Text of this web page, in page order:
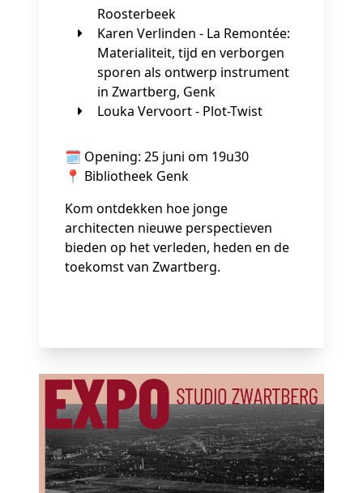
Roosterbeek
Karen Verlinden - La Remontée:
Materialiteit, tijd en verborgen
sporen als ontwerp instrument
in Zwartberg, Genk
Louka Vervoort - Plot-Twist
🗓️ Opening: 25 juni om 19u30
📍 Bibliotheek Genk
Kom ontdekken hoe jonge
architecten nieuwe perspectieven
bieden op het verleden, heden en de
toekomst van Zwartberg.